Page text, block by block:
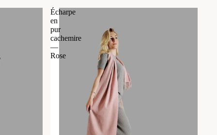
Écharpe
en
pur
cachemire
—
Rose